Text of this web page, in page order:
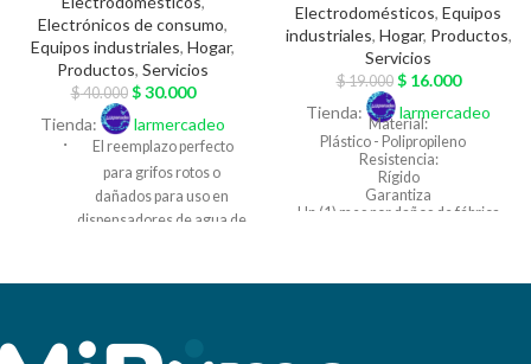
Electrónicos de consumo,
Equipos industriales, Hogar,
Productos, Servicios
$40.000 $30.000
Tienda: larmercadeo
·
El reemplazo perfecto
para grifos rotos o
dañados para uso en
dispensadores de agua de
·Material,
nuevo, ligero y duradero,
Electrodomésticos, Equipos
industriales, Hogar, Productos,
Servicios
$19.000 $16.000
Tienda: larmercadeo
Material:
Plástico - Polipropileno
Resistencia:
Rígido
Garantiza
Un (1) mes por daños de fábrica
Para filtros de agua y filtros de